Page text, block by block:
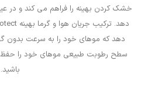
خشک کردن بهینه را فراهم می کند و در
دهد که موهای خود را به سرعت
سطح رطوبت طبیعی موهای خود را حفظ
باشید.